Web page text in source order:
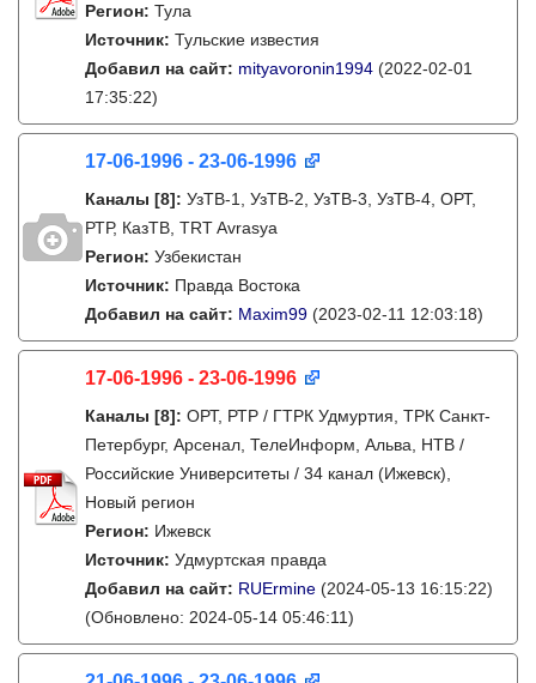
Регион: Тула
Источник: Тульские известия
Добавил на сайт: mityavoronin1994 (2022-02-01
17:35:22)
17-06-1996 - 23-06-1996
Каналы [8]: УзТВ-1, УзТВ-2, УзТВ-3, УзТВ-4, ОРТ,
РТР, КазТВ, TRT Avrasya
Регион: Узбекистан
Источник: Правда Востока
Добавил на сайт: Maxim99 (2023-02-11 12:03:18)
17-06-1996 - 23-06-1996
Каналы [8]: ОРТ, РТР / ГТРК Удмуртия, ТРК Санкт-
Петербург, Арсенал, ТелеИнформ, Альва, НТВ /
Российские Университеты / 34 канал (Ижевск),
Новый регион
Регион: Ижевск
Источник: Удмуртская правда
Добавил на сайт: RUErmine (2024-05-13 16:15:22)
(Обновлено: 2024-05-14 05:46:11)